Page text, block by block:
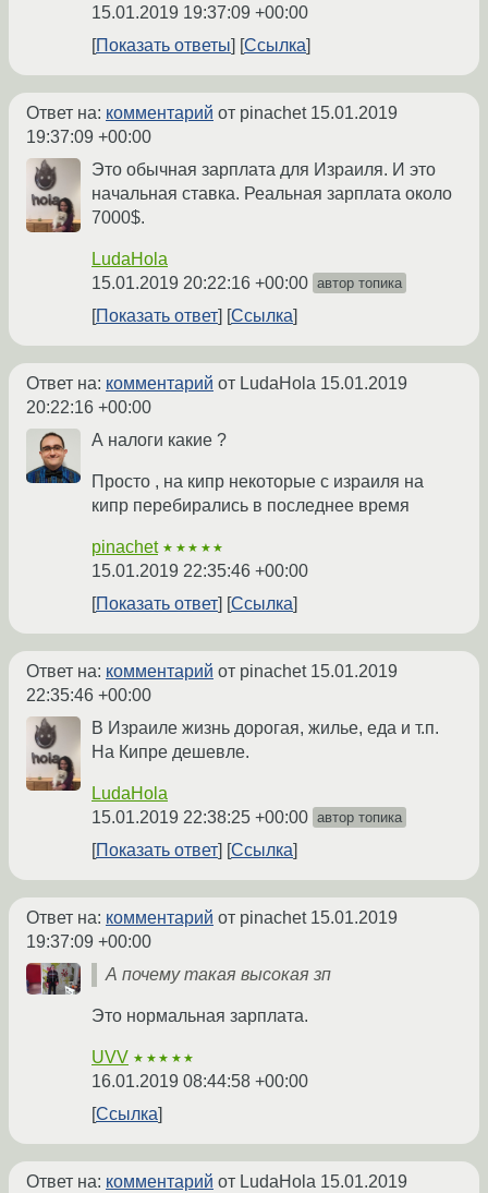
15.01.2019 19:37:09 +00:00
Показать ответы
Ссылка
Ответ на: комментарий от pinachet 15.01.2019
19:37:09 +00:00
Это обычная зарплата для Израиля. И это
начальная ставка. Реальная зарплата около
7000$.
LudaHola
15.01.2019 20:22:16 +00:00 автор топика
Показать ответ Ссылка
Ответ на: комментарий от LudaHola 15.01.2019
20:22:16 +00:00
А налоги какие ?
Просто , на кипр некоторые с израиля на
кипр перебирались в последнее время
pinachet ★★★★★
15.01.2019 22:35:46 +00:00
Показать ответ
Ссылка
Ответ на: комментарий от pinachet 15.01.2019
22:35:46 +00:00
В Израиле жизнь дорогая, жилье, еда и т.п.
На Кипре дешевле.
LudaHola
15.01.2019 22:38:25 +00:00 автор топика
Показать ответ Ссылка
Ответ на: комментарий от pinachet 15.01.2019
19:37:09 +00:00
А почему такая высокая зп
Это нормальная зарплата.
UVV ★★★★★
16.01.2019 08:44:58 +00:00
Ссылка
Ответ на: комментарий от LudaHola 15.01.2019